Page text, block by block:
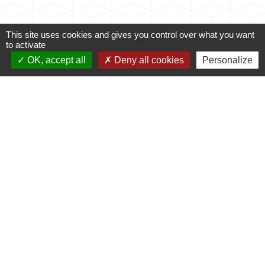
Accès directs
This site uses cookies and gives you control over what you want
to activate
OK, accept all
Deny all cookies Personalize